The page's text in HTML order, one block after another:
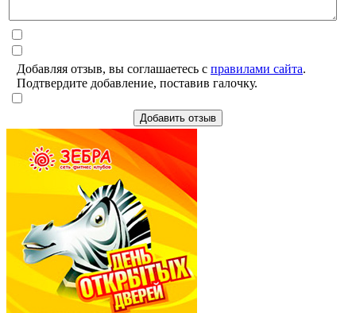
Добавляя отзыв, вы соглашаетесь с правилами сайта.
Подтвердите добавление, поставив галочку.
Добавить отзыв